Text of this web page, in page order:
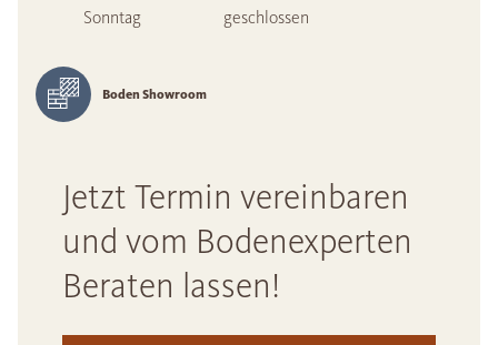
Sonntag
geschlossen
Boden Showroom
Jetzt Termin vereinbaren
und vom Bodenexperten
Beraten lassen!